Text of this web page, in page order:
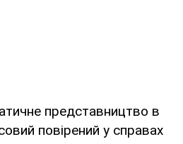
представництво в
повірений у справах